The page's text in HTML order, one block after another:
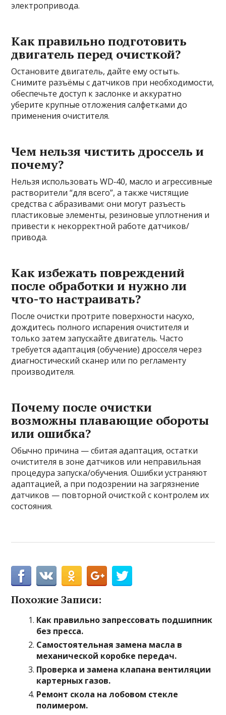
электропривода.
Как правильно подготовить
двигатель перед очисткой?
Остановите двигатель, дайте ему остыть.
Снимите разъёмы с датчиков при необходимости,
обеспечьте доступ к заслонке и аккуратно
уберите крупные отложения салфетками до
применения очистителя.
Чем нельзя чистить дроссель и
почему?
Нельзя использовать WD‑40, масло и агрессивные
растворители “для всего”, а также чистящие
средства с абразивами: они могут разъесть
пластиковые элементы, резиновые уплотнения и
привести к некорректной работе датчиков/
привода.
Как избежать повреждений
после обработки и нужно ли
что-то настраивать?
После очистки протрите поверхности насухо,
дождитесь полного испарения очистителя и
только затем запускайте двигатель. Часто
требуется адаптация (обучение) дросселя через
диагностический сканер или по регламенту
производителя.
Почему после очистки
возможны плавающие обороты
или ошибка?
Обычно причина — сбитая адаптация, остатки
очистителя в зоне датчиков или неправильная
процедура запуска/обучения. Ошибки устраняют
адаптацией, а при подозрении на загрязнение
датчиков — повторной очисткой с контролем их
состояния.
Похожие Записи:
Как правильно запрессовать подшипник
без пресса.
Самостоятельная замена масла в
механической коробке передач.
Проверка и замена клапана вентиляции
картерных газов.
Ремонт скола на лобовом стекле
полимером.